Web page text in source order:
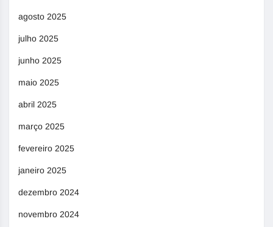
agosto 2025
julho 2025
junho 2025
maio 2025
abril 2025
março 2025
fevereiro 2025
janeiro 2025
dezembro 2024
novembro 2024